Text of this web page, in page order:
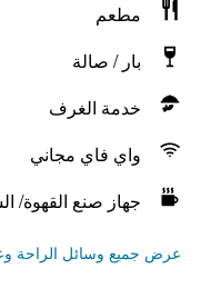
مطعم
بار / صالة
خدمة الغرف
واي فاي مجاني
جهاز صنع القهوة/
عرض جميع وسائل الراحة